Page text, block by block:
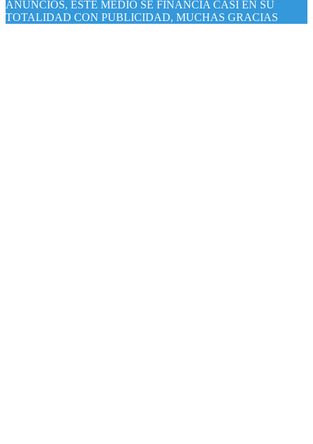
ANUNCIOS, ESTE MEDIO SE FINANCIA CASI EN SU
TOTALIDAD CON PUBLICIDAD, MUCHAS GRACIAS